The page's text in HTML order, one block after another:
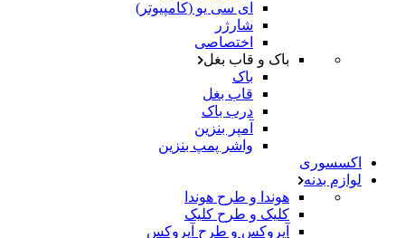
ای سی یو (کامپیوتر)
شارژر
اختصاصی
باک و قاب بغل
باک
قاب بغل
درب باک
آمپر بنزین
واشر پمپ بنزین
اکسسوری
لوازم بدنه
هوندا و طرح هوندا
کلیک و طرح کلیک
آیروکس و طرح آیروکس